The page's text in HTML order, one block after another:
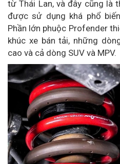
từ Thái Lan, và đây cũng là
được sử dụng khá phổ
Phần lớn phuộc Profender
khúc xe bán tải, những
cao và cả dòng SUV và MPV.